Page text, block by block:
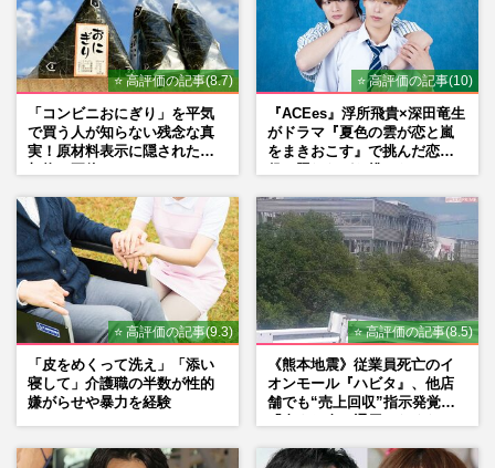
⭐ 高評価の記事(8.7)
「コンビニおにぎり」を平気
で買う人が知らない残念な真
実！原材料表示に隠された添
⭐ 高評価の記事(10)
『ACEes』浮所飛貴×深田竜生
がドラマ『夏色の雲が恋と嵐
をまきおこす』で挑んだ恋人
⭐ 高評価の記事(9.3)
「皮をめくって洗え」「添い
寝して」介護職の半数が性的
嫌がらせや暴力を経験
⭐ 高評価の記事(8.5)
《熊本地震》従業員死亡のイ
オンモール『ハビタ』、他店
舗でも“売上回収”指示発覚で